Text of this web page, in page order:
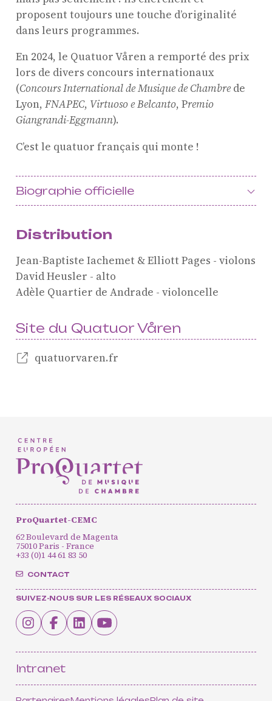
proposent toujours une touche d’originalité
dans leurs programmes.
En 2024, le Quatuor Våren a remporté des prix
lors de divers concours internationaux
(Concours International de Musique de Chambre de
Lyon,FNAPEC, Virtuoso e Belcanto, Premio
Giangrandi-Eggmann).
C’est le quatuor français qui monte !
Biographie officielle
Distribution
Jean-Baptiste Iachemet & Elliott Pages - violons
David Heusler - alto
Adèle Quartier de Andrade - violoncelle
Site du Quatuor Våren
quatuorvaren.fr
ProQuartet-CEMC
62 Boulevard de Magenta
75010 Paris - France
+33 (0)1 44 61 83 50
CONTACT
SUIVEZ-NOUS SUR LES RÉSEAUX SOCIAUX
Intranet
Formation
professionnelle et
masterclasses
Projets européens
Actions culturelles
Concerts et événements
Pratiques amateurs
Actualités
Soutenir ProQuartet
Vidéos des masterclasses
CONTACT
INSCRIPTION INFOLETTRES
PETITES ANNONCES